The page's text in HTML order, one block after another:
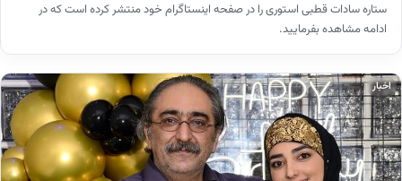
ستاره سادات قطبی استوری را در صفحه اینستاگرام خود منتشر کرده است که در
ادامه مشاهده بفرمایید.
اخبار